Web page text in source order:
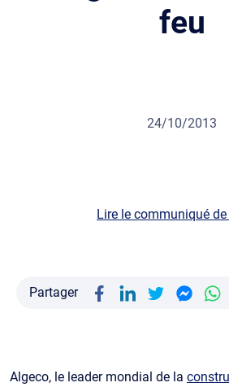
feu
24/10/2013
Lire le communiqué de
Partager
Algeco, le leader mondial de la